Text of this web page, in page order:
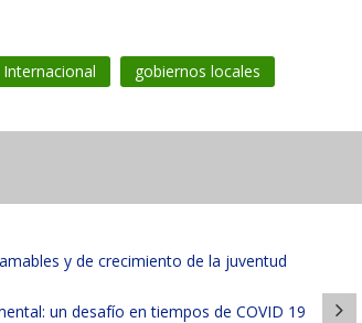
gobiernos locales
y de crecimiento de la juventud
un desafío en tiempos de COVID 19